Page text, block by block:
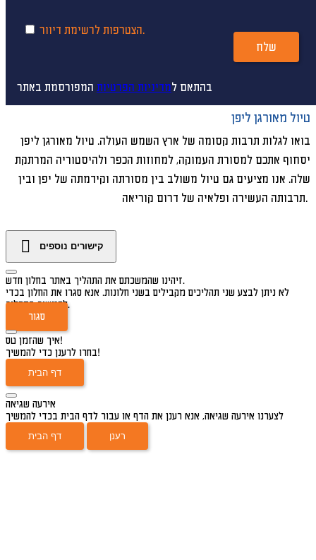
הצטרפות לרשימת דיוור.
שלח
בהתאם למדיניות הפרטיות המפורסמת באתר
טיול מאורגן ליפן
בואו לגלות תרבות קסומה של ארץ השמש העולה. טיול מאורגן ליפן
יסחוף אתכם למסורת העמוקה, למחוזות הכפר ולהיסטוריה המרתקת
שלה. אנו מציעים גם טיול משולב בין מסורתה וקידמתה של יפן ובין
תרבותה העשירה ופלאיה של דרום קוריאה.
קישורים נוספים
זיהינו שהמשכתם את התהליך באתר בחלון חדש.
לא ניתן לבצע שני תהליכים מקבילים בשני חלונות. אנא סגרו את החלון בכדי
להמשיך בתהליך.
סגור
איך שהזמן טס!
בחרו לרענן כדי להמשיך!
דף הבית
אירעה שגיאה
לצערנו אירעה שגיאה, אנא רענן את הדף או עבור לדף הבית בכדי להמשיך
דף הבית רענן